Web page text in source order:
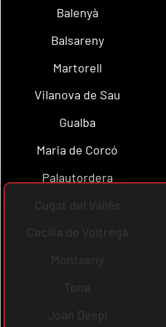
Balenyà
Balsareny
Martorell
Vilanova de Sau
Gualba
Maria de Corcó
Palautordera
Cugat del Vallès
Cecília de Voltregà
Montseny
Tona
Joan Despí